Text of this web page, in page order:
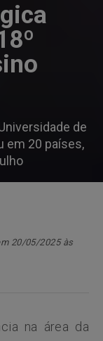
de
em 20 países,
20/05/2025 às
na área da